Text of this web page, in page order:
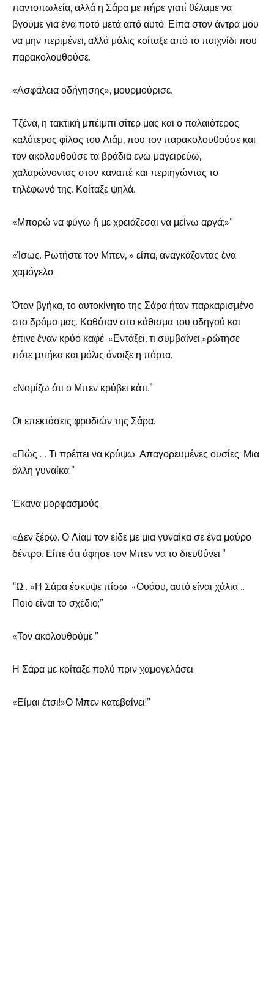
παντοπωλεία, αλλά η Σάρα με πήρε γιατί θέλαμε να
βγούμε για ένα ποτό μετά από αυτό. Είπα στον άντρα μου
να μην περιμένει, αλλά μόλις κοίταξε από το παιχνίδι που
παρακολουθούσε.
«Ασφάλεια οδήγησης», μουρμούρισε.
Τζένα, η τακτική μπέιμπι σίτερ μας και ο παλαιότερος
καλύτερος φίλος του Λιάμ, που τον παρακολουθούσε και
τον ακολουθούσε τα βράδια ενώ μαγειρεύω,
χαλαρώνοντας στον καναπέ και περιηγώντας το
τηλέφωνό της. Κοίταξε ψηλά.
«Μπορώ να φύγω ή με χρειάζεσαι να μείνω αργά;»”
«Ίσως. Ρωτήστε τον Μπεν, » είπα, αναγκάζοντας ένα
χαμόγελο.
Όταν βγήκα, το αυτοκίνητο της Σάρα ήταν παρκαρισμένο
στο δρόμο μας. Καθόταν στο κάθισμα του οδηγού και
έπινε έναν κρύο καφέ. «Εντάξει, τι συμβαίνει;»ρώτησε
πότε μπήκα και μόλις άνοιξε η πόρτα.
«Νομίζω ότι ο Μπεν κρύβει κάτι.”
Οι επεκτάσεις φρυδιών της Σάρα.
«Πώς … Τι πρέπει να κρύψω; Απαγορευμένες ουσίες; Μια
άλλη γυναίκα;”
Έκανα μορφασμούς.
«Δεν ξέρω. Ο Λίαμ τον είδε με μια γυναίκα σε ένα μαύρο
δέντρο. Είπε ότι άφησε τον Μπεν να το διευθύνει.”
“Ω…»Η Σάρα έσκυψε πίσω. «Ουάου, αυτό είναι χάλια…
Ποιο είναι το σχέδιο;”
«Τον ακολουθούμε.”
Η Σάρα με κοίταξε πολύ πριν χαμογελάσει.
«Είμαι έτσι!»Ο Μπεν κατεβαίνει!”